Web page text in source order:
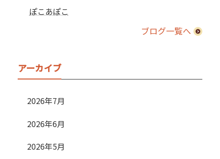
ぽこあぽこ
ブログ一覧へ
アーカイブ
2026年7月
2026年6月
2026年5月